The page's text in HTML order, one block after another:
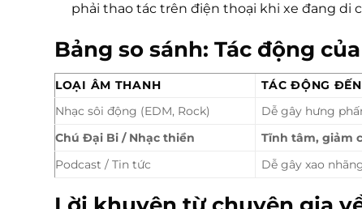
phải thao tác trên điện thoại khi xe đang di
Bảng so sánh: Tác động
LOẠI ÂM THANH TÁC ĐỘNG
Nhạc sôi động (EDM, Rock)
Dễ gây hưng
Chú Đại Bi / Nhạc thiền
Tĩnh tâm, giảm
Podcast / Tin tức
Dễ gây xao